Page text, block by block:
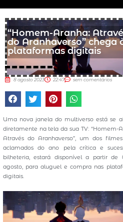
“Homem-Aranha:
do Aranhaverso” chega
plataformas digitais
8 agosto 2023 22:47 sem comentários
Uma nova janela do multiverso está se
diretamente na tela da sua TV: “Homem-
Através do Aranhaverso”, um dos
aclamados do ano pela crítica e
bilheteria, estará disponível a partir de
agosto, para aluguel e compra nas
digitais.